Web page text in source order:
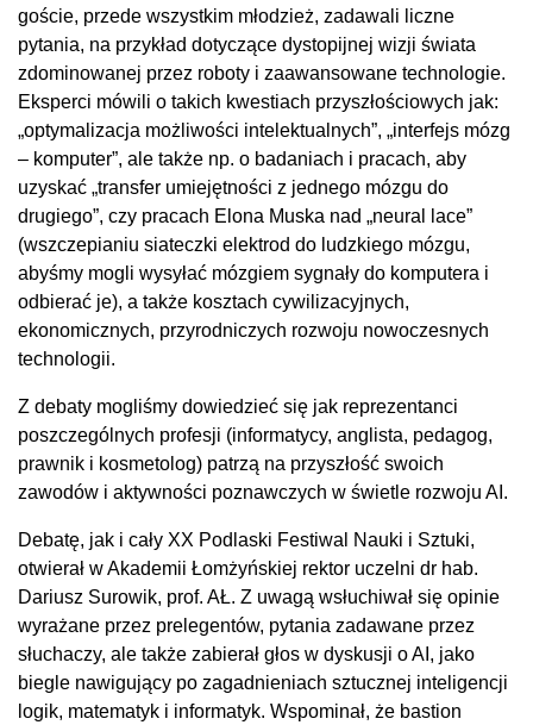
goście, przede wszystkim młodzież, zadawali liczne
pytania, na przykład dotyczące dystopijnej wizji świata
zdominowanej przez roboty i zaawansowane technologie.
Eksperci mówili o takich kwestiach przyszłościowych jak:
„optymalizacja możliwości intelektualnych”, „interfejs mózg
– komputer”, ale także np. o badaniach i pracach, aby
uzyskać „transfer umiejętności z jednego mózgu do
drugiego”, czy pracach Elona Muska nad „neural lace”
(wszczepianiu siateczki elektrod do ludzkiego mózgu,
abyśmy mogli wysyłać mózgiem sygnały do komputera i
odbierać je), a także kosztach cywilizacyjnych,
ekonomicznych, przyrodniczych rozwoju nowoczesnych
technologii.
Z debaty mogliśmy dowiedzieć się jak reprezentanci
poszczególnych profesji (informatycy, anglista, pedagog,
prawnik i kosmetolog) patrzą na przyszłość swoich
zawodów i aktywności poznawczych w świetle rozwoju AI.
Debatę, jak i cały XX Podlaski Festiwal Nauki i Sztuki,
otwierał w Akademii Łomżyńskiej rektor uczelni dr hab.
Dariusz Surowik, prof. AŁ. Z uwagą wsłuchiwał się opinie
wyrażane przez prelegentów, pytania zadawane przez
słuchaczy, ale także zabierał głos w dyskusji o AI, jako
biegle nawigujący po zagadnieniach sztucznej inteligencji
logik, matematyk i informatyk. Wspominał, że bastion